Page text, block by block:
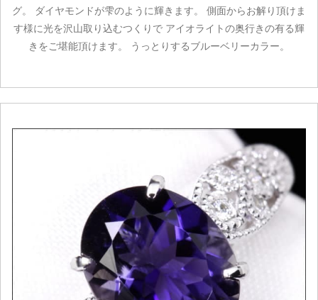
グ。 ダイヤモンドが雫のように輝きます。 側面からお解り頂けま
す様に光を沢山取り込むつくりで アイオライトの奥行きの有る輝
きをご堪能頂けます。 うっとりするブルーベリーカラー。